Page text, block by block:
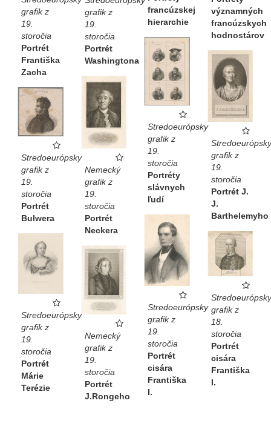
grafik z
19.
storočia
Portrét
Františka
Zacha
grafik z
19.
storočia
Portrét
Washingtona
francúzskej
hierarchie
významných
francúzskych
hodnostárov
Stredoeurópsky
grafik z
19.
storočia
Portréty
slávnych
ľudí
Stredoeurópsky
grafik z
19.
storočia
Portrét J.
J.
Barthelemyho
Nemecký
grafik z
19.
storočia
Portrét
Neckera
Stredoeurópsky
grafik z
19.
storočia
Portrét
Bulwera
Stredoeurópsky
grafik z
19.
storočia
Portrét
cisára
Františka
I.
Stredoeurópsky
grafik z
18.
storočia
Portrét
cisára
Františka
I.
Stredoeurópsky
grafik z
19.
storočia
Portrét
Márie
Terézie
Nemecký
grafik z
19.
storočia
Portrét
J.Rongeho